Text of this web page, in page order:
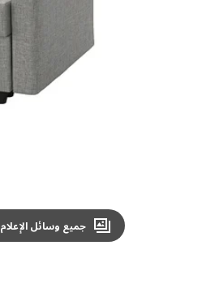
جميع وسائل الإعلام